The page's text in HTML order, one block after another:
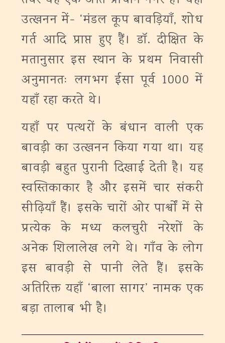
उत्खनन में- ‘मंडल कूप बावड़ियाँ, शोध
गर्त आदि प्राप्त हुए हैं। डॉ. दीक्षित के
मतानुसार इस स्थान के प्रथम निवासी
अनुमानतः लगभग ईसा पूर्व 1000 में
यहाँ रहा करते थे।
यहाँ पर पत्थरों के बंधान वाली एक
बावड़ी का उत्खनन किया गया था। यह
बावड़ी बहुत पुरानी दिखाई देती है। यह
स्वस्तिकाकार है और इसमें चार संकरी
सीढ़ियाँ हैं। इसके चारों ओर पार्श्वों में से
प्रत्येक के मध्य कलचुरी नरेशों के
अनेक शिलालेख लगे थे। गाँव के लोग
इस बावड़ी से पानी लेते हैं। इसके
अतिरिक्त यहाँ ‘बाला सागर’ नामक एक
बड़ा तालाब भी है।